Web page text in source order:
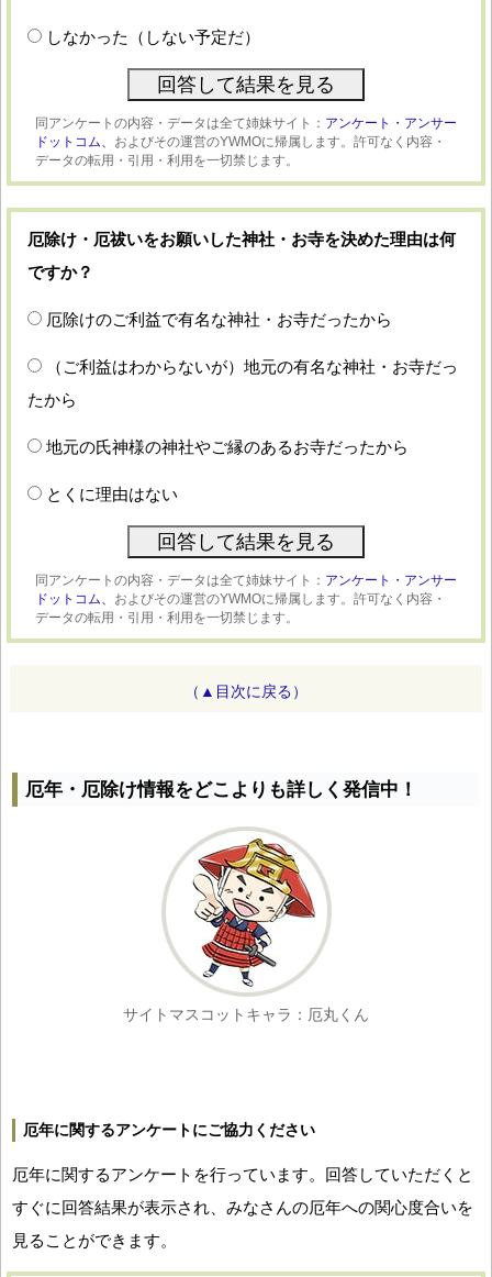
しなかった（しない予定だ）
同アンケートの内容・データは全て姉妹サイト： アンケート・アンサー
ドットコム、 およびその運営のYWMOに帰属します。許可なく内容・
データの転用・引用・利用を一切禁じます。
厄除け・厄祓いをお願いした神社・お寺を決めた理由は何
ですか？
厄除けのご利益で有名な神社・お寺だったから
（ご利益はわからないが）地元の有名な神社・お寺だっ
たから
地元の氏神様の神社やご縁のあるお寺だったから
とくに理由はない
同アンケートの内容・データは全て姉妹サイト： アンケート・アンサー
ドットコム、 およびその運営のYWMOに帰属します。許可なく内容・
データの転用・引用・利用を一切禁じます。
（▲目次に戻る）
厄年・厄除け情報をどこよりも詳しく発信中！
サイトマスコットキャラ：厄丸くん
厄年に関するアンケートにご協力ください
厄年に関するアンケートを行っています。回答していただくと
すぐに回答結果が表示され、みなさんの厄年への関心度合いを
見ることができます。